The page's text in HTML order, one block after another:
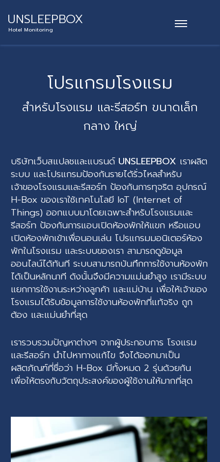
UNSLEEPBOX
Hotel Monitoring
โปรแกรมโรงแรม
สำหรับโรงแรม และรีสอร์ท ขนาดเล็ก
กลาง ใหญ่
บริษัทเว็บสแปลชและแบรนด์ UNSLEEPBOX เราผลิต
ระบบ และโปรแกรมป้องกันรายได้รั่วไหลสำหรับ
เจ้าของโรงแรมและรีสอร์ท ป้องกันการทุจริต อุปกรณ์
H-Box ของเราใช้เทคโนโลยี IoT (Internet of
Things) ออกแบบมาโดยเฉพาะสำหรับโรงแรมและ
รีสอร์ท ป้องกันการแอบเปิดห้องพักให้แขก หรือแอบ
เปิดห้องพักเข้าเพื่อนอนเล่น โปรแกรมมอนิเตอร์ห้อง
พักในโรงแรม และระบบของเรา สามารถดูข้อมูล
ออนไลน์ได้ทันทีระบบสามารถบันทึกการใช้งานห้องพัก
ได้เป็นหลักนาทีดังนั้นจึงมีความแม่นยำสูง เรามีระบบ
แยกการใช้งานระหว่างลูกค้า และแม่บ้าน เพื่อให้เจ้าของ
โรงแรมได้รับข้อมูลการใช้งานห้องพักที่แท้จริง ถูก
ต้อง และแม่นยำที่สุด
เรารวบรวมปัญหาต่างๆ จากผู้ประกอบการ โรงแรม
และรีสอร์ท นำไปหาทางแก้ไข จึงได้ออกมาเป็น
ผลิตภัณฑ์ที่ชื่อว่า H-Box มีทั้งหมด 2 รุ่นด้วยกัน
เพื่อให้ตรงกับวัตถุประสงค์ของผู้ใช้งานให้มากที่สุด